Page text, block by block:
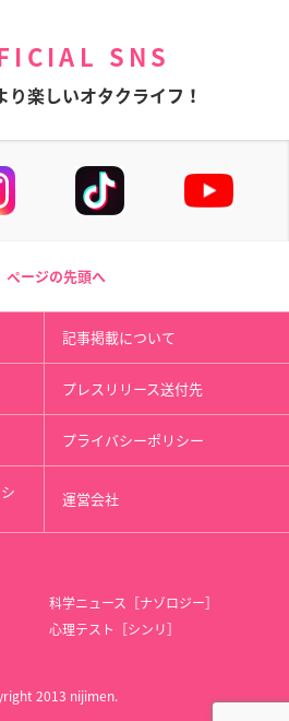
SNS
り楽しいオタクライフ！
ページの先頭へ
記事掲載について
プレスリリース送付先
プライバシーポリシー
運営会社
科学ニュース［ナゾロジー］
心理テスト［シンリ］
2013 nijimen.